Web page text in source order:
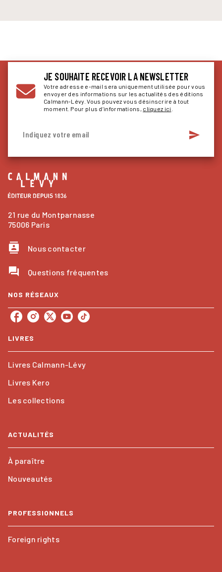
JE SOUHAITE RECEVOIR LA NEWSLETTER
Votre adresse e-mail sera uniquement utilisée pour vous
envoyer des informations sur les actualités des éditions
Calmann-Lévy. Vous pouvez vous désinscrire à tout
moment. Pour plus d’informations, cliquez ici
Indiquez votre email send
21 rue du Montparnasse
75006 Paris
contacts Nous contacter
question_answer Questions fréquentes
NOS RÉSEAUX
LIVRES
Livres Calmann-Lévy
Livres Kero
Les collections
ACTUALITÉS
À paraître
Nouveautés
PROFESSIONNELS
Foreign rights